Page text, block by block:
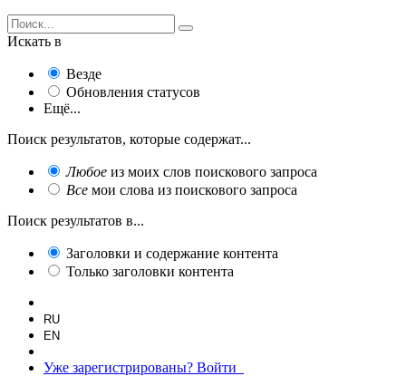
Искать в
Везде
Обновления статусов
Ещё...
Поиск результатов, которые содержат...
Любое из моих слов поискового запроса
Все мои слова из поискового запроса
Поиск результатов в...
Заголовки и содержание контента
Только заголовки контента
RU
EN
Уже зарегистрированы? Войти